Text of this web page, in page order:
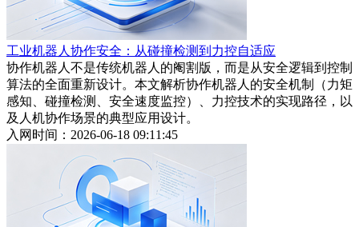
工业机器人协作安全：从碰撞检测到力控自适应
协作机器人不是传统机器人的阉割版，而是从安全逻辑到控制
算法的全面重新设计。本文解析协作机器人的安全机制（力矩
感知、碰撞检测、安全速度监控）、力控技术的实现路径，以
及人机协作场景的典型应用设计。
入网时间：2026-06-18 09:11:45